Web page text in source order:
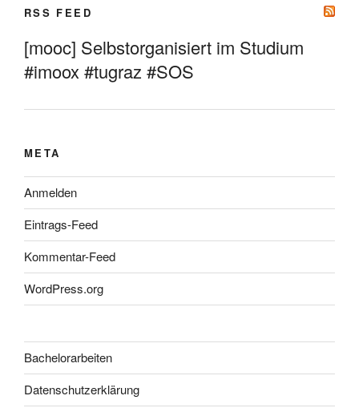
RSS FEED
[mooc] Selbstorganisiert im Studium
#imoox #tugraz #SOS
META
Anmelden
Eintrags-Feed
Kommentar-Feed
WordPress.org
Bachelorarbeiten
Datenschutzerklärung